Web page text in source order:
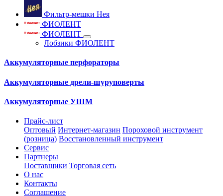
Фильтр-мешки Нея
ФИОЛЕНТ
ФИОЛЕНТ
Лобзики ФИОЛЕНТ
Аккумуляторные перфораторы
Аккумуляторные дрели-шуруповерты
Аккумуляторные УШМ
Прайс-лист
Оптовый Интернет-магазин Пороховой инструмент
(розница) Восстановленный инструмент
Сервис
Партнеры
Поставщики Торговая сеть
О нас
Контакты
Соглашение